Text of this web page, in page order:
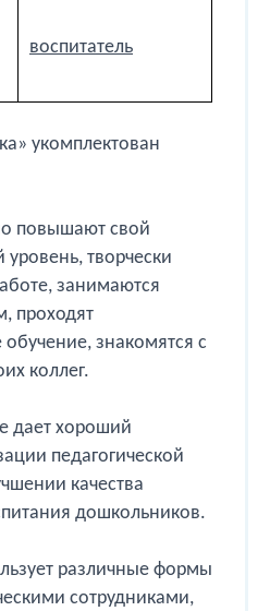
воспитатель
укомплектован
повышают свой
творчески
занимаются
проходят
знакомятся с
коллег.
дает хороший
педагогической
качества
дошкольников.
различные формы
сотрудниками,